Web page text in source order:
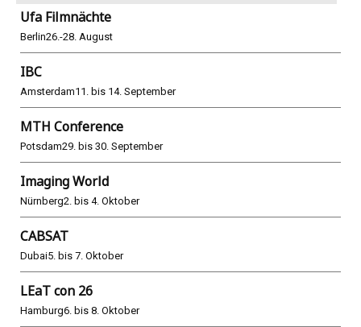
Ufa Filmnächte
Berlin26.-28. August
IBC
Amsterdam11. bis 14. September
MTH Conference
Potsdam29. bis 30. September
Imaging World
Nürnberg2. bis 4. Oktober
CABSAT
Dubai5. bis 7. Oktober
LEaT con 26
Hamburg6. bis 8. Oktober